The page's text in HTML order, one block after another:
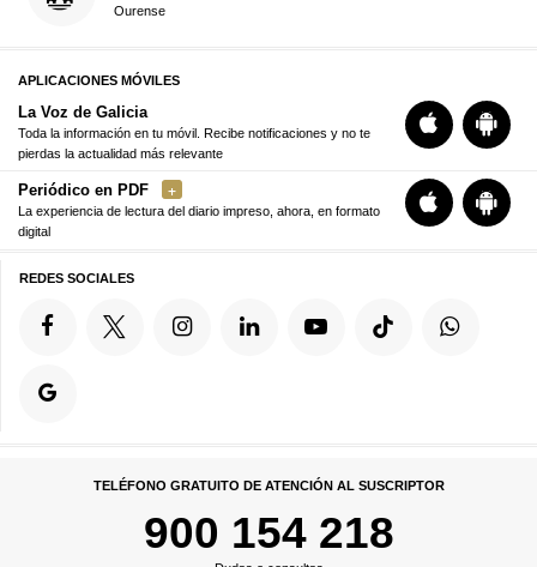
Ourense
APLICACIONES MÓVILES
La Voz de Galicia
Toda la información en tu móvil. Recibe notificaciones y no te
pierdas la actualidad más relevante
Periódico en PDF
La experiencia de lectura del diario impreso, ahora, en formato
digital
REDES SOCIALES
TELÉFONO GRATUITO DE ATENCIÓN AL SUSCRIPTOR
900 154 218